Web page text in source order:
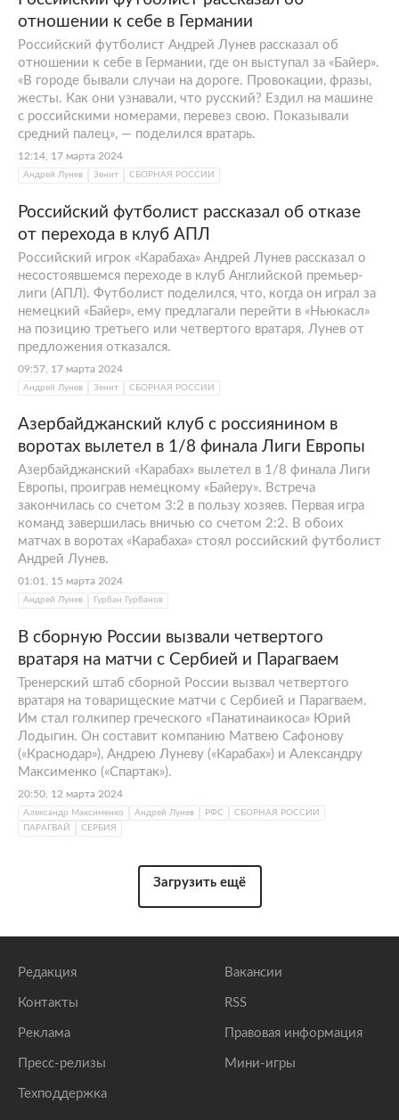
отношении к себе в Германии
Российский футболист Андрей Лунев рассказал об
отношении к себе в Германии, где он выступал за «Байер».
«В городе бывали случаи на дороге. Провокации, фразы,
жесты. Как они узнавали, что русский? Ездил на машине
с российскими номерами, перевез свою. Показывали
средний палец», — поделился вратарь.
12:14, 17 марта 2024
Андрей Лунев Зенит СБОРНАЯ РОССИИ
Российский футболист рассказал об отказе
от перехода в клуб АПЛ
Российский игрок «Карабаха» Андрей Лунев рассказал о
несостоявшемся переходе в клуб Английской премьер-
лиги (АПЛ). Футболист поделился, что, когда он играл за
немецкий «Байер», ему предлагали перейти в «Ньюкасл»
на позицию третьего или четвертого вратаря. Лунев от
предложения отказался.
09:57, 17 марта 2024
Андрей Лунев Зенит СБОРНАЯ РОССИИ
Азербайджанский клуб с россиянином в
воротах вылетел в 1/8 финала Лиги Европы
Азербайджанский «Карабах» вылетел в 1/8 финала Лиги
Европы, проиграв немецкому «Байеру». Встреча
закончилась со счетом 3:2 в пользу хозяев. Первая игра
команд завершилась вничью со счетом 2:2. В обоих
матчах в воротах «Карабаха» стоял российский футболист
Андрей Лунев.
01:01, 15 марта 2024
Андрей Лунев Гурбан Гурбанов
В сборную России вызвали четвертого
вратаря на матчи с Сербией и Парагваем
Тренерский штаб сборной России вызвал четвертого
вратаря на товарищеские матчи с Сербией и Парагваем.
Им стал голкипер греческого «Панатинаикоса» Юрий
Лодыгин. Он составит компанию Матвею Сафонову
(«Краснодар»), Андрею Луневу («Карабах») и Александру
Максименко («Спартак»).
20:50, 12 марта 2024
Александр Максименко Андрей Лунев РФС
СБОРНАЯ РОССИИ
ПАРАГВАЙ
СЕРБИЯ
Загрузить ещё
Редакция
Контакты
Реклама
Пресс-релизы
Техподдержка
Вакансии
RSS
Правовая информация
Мини-игры